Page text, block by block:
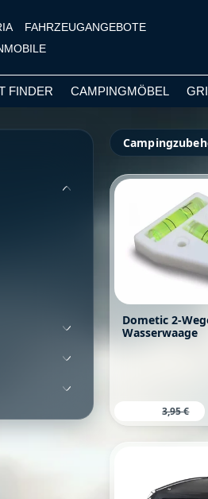
FAHRZEUGANGEBOTE
FINDER CAMPINGMÖBEL
Dometic 2-
Wasserwaage
Verkaufspreis:
Regulärer
3,95 €